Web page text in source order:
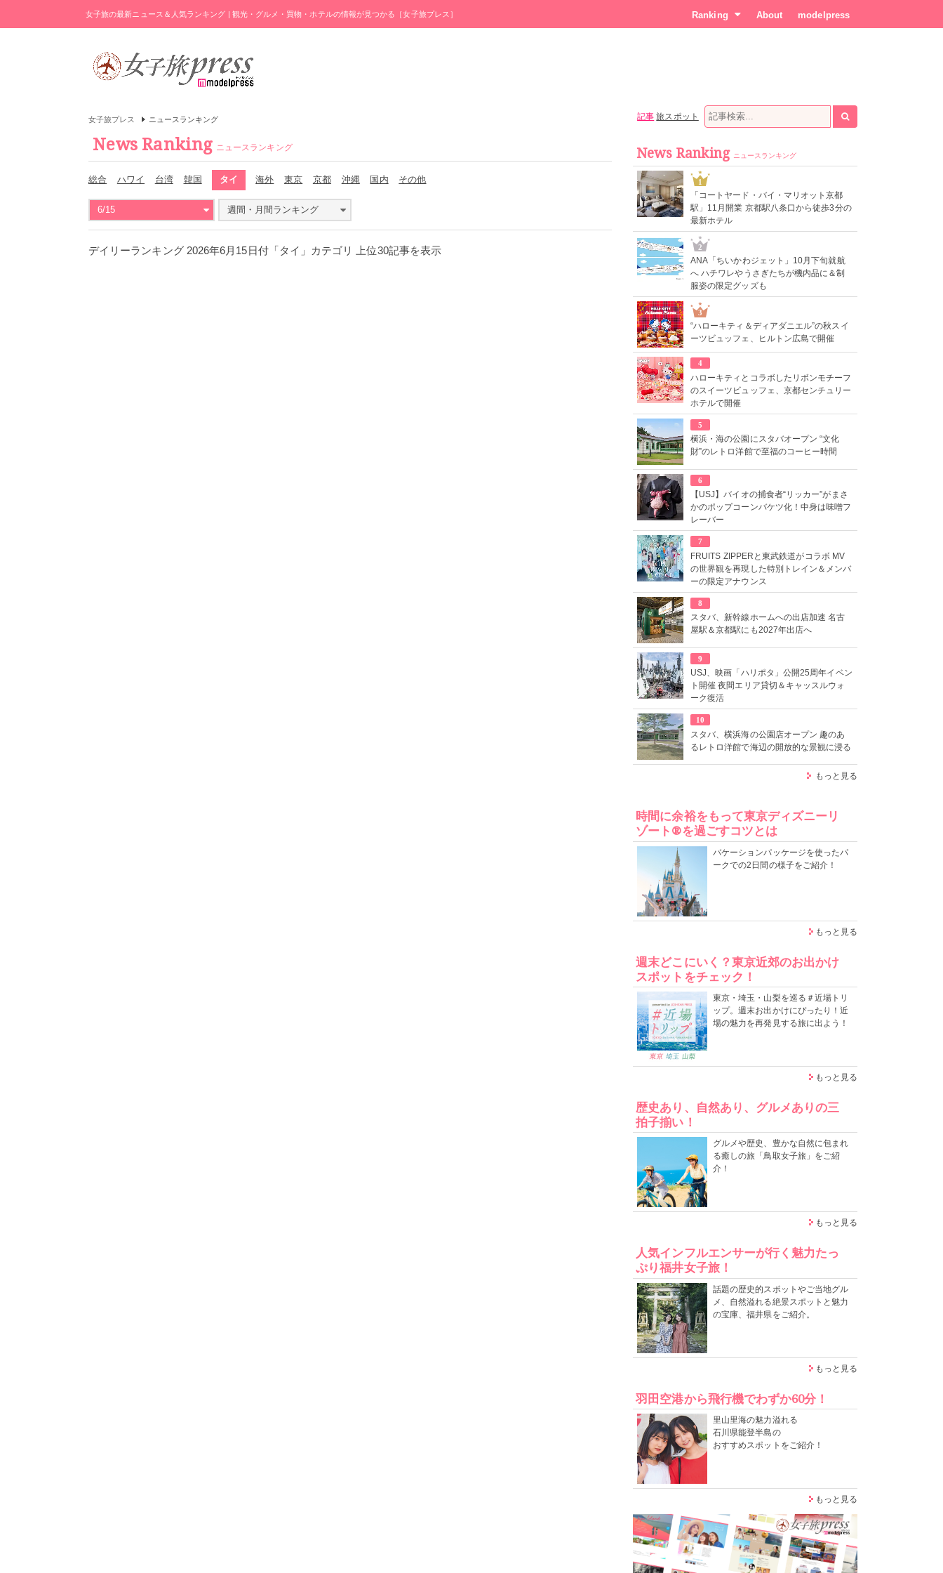
女子旅の最新ニュース＆人気ランキング | 観光・グルメ・買物・ホテルの情報が見つかる［女子旅プレス］ Ranking About modelpress
女子旅プレス ニュースランキング
News Ranking ニュースランキング
総合 ハワイ 台湾 韓国 タイ 海外 東京 京都 沖縄 国内 その他
6/15 週間・月間ランキング
デイリーランキング 2026年6月15日付「タイ」カテゴリ 上位30記事を表示
記事 旅スポット
News Ranking ニュースランキング
1
「コートヤード・バイ・マリオット京都
駅」11月開業 京都駅八条口から徒歩3分の
最新ホテル
2
ANA「ちいかわジェット」10月下旬就航
へ ハチワレやうさぎたちが機内品に＆制
服姿の限定グッズも
3
“ハローキティ＆ディアダニエル”の秋スイ
ーツビュッフェ、ヒルトン広島で開催
4
ハローキティとコラボしたリボンモチーフ
のスイーツビュッフェ、京都センチュリー
ホテルで開催
5
横浜・海の公園にスタバオープン “文化
財”のレトロ洋館で至福のコーヒー時間
6
【USJ】バイオの捕食者“リッカー”がまさ
かのポップコーンバケツ化！中身は味噌フ
レーバー
7
FRUITS ZIPPERと東武鉄道がコラボ MV
の世界観を再現した特別トレイン＆メンバ
ーの限定アナウンス
8
スタバ、新幹線ホームへの出店加速 名古
屋駅＆京都駅にも2027年出店へ
9
USJ、映画「ハリポタ」公開25周年イベン
ト開催 夜間エリア貸切＆キャッスルウォ
ーク復活
10
スタバ、横浜海の公園店オープン 趣のあ
るレトロ洋館で海辺の開放的な景観に浸る
もっと見る
時間に余裕をもって東京ディズニーリ
ゾート®を過ごすコツとは
バケーションパッケージを使ったパ
ークでの2日間の様子をご紹介！
もっと見る
週末どこにいく？東京近郊のお出かけ
スポットをチェック！
東京・埼玉・山梨を巡る＃近場トリ
ップ。週末お出かけにぴったり！近
場の魅力を再発見する旅に出よう！
もっと見る
歴史あり、自然あり、グルメありの三
拍子揃い！
グルメや歴史、豊かな自然に包まれ
る癒しの旅「鳥取女子旅」をご紹
介！
もっと見る
人気インフルエンサーが行く魅力たっ
ぷり福井女子旅！
話題の歴史的スポットやご当地グル
メ、自然溢れる絶景スポットと魅力
の宝庫、福井県をご紹介。
もっと見る
羽田空港から飛行機でわずか60分！
里山里海の魅力溢れる
石川県能登半島の
おすすめスポットをご紹介！
もっと見る